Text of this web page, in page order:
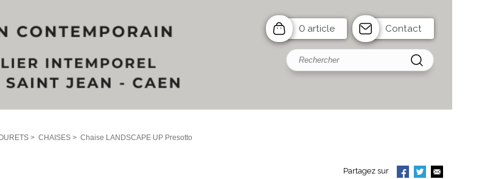
0 article Contact
> CHAISES > Chaise LANDSCAPE UP Presotto
Partagez sur